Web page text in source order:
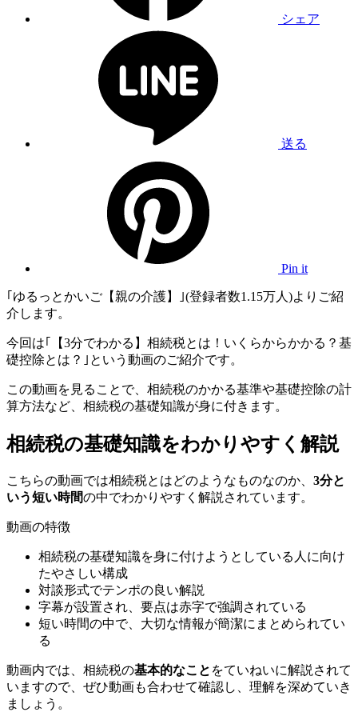
シェア
送る
Pin it
｢ゆるっとかいご【親の介護】｣(登録者数1.15万人)よりご紹
介します。
今回は｢【3分でわかる】相続税とは！いくらからかかる？基
礎控除とは？｣という動画のご紹介です。
この動画を見ることで、相続税のかかる基準や基礎控除の計
算方法など、相続税の基礎知識が身に付きます。
相続税の基礎知識をわかりやすく解説
こちらの動画では相続税とはどのようなものなのか、 3分と
いう短い時間の中でわかりやすく解説されています。
動画の特徴
相続税の基礎知識を身に付けようとしている人に向け
たやさしい構成
対談形式でテンポの良い解説
字幕が設置され、要点は赤字で強調されている
短い時間の中で、大切な情報が簡潔にまとめられてい
る
動画内では、相続税の基本的なこと をていねいに解説されて
いますので、ぜひ動画も合わせて確認し、理解を深めていき
ましょう。